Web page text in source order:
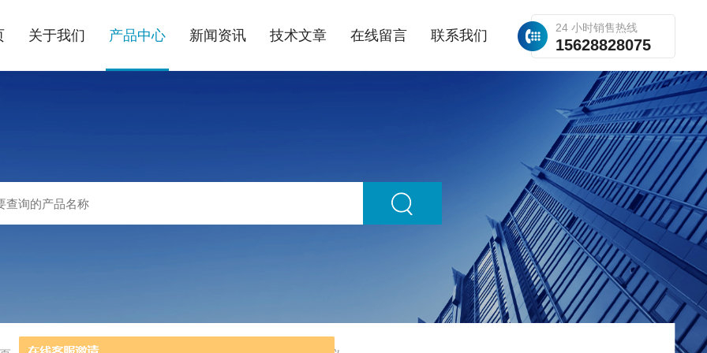
24 小时销售热线
15628828075
关于我们 产品中心 新闻资讯 技术文章 在线留言 联系我们